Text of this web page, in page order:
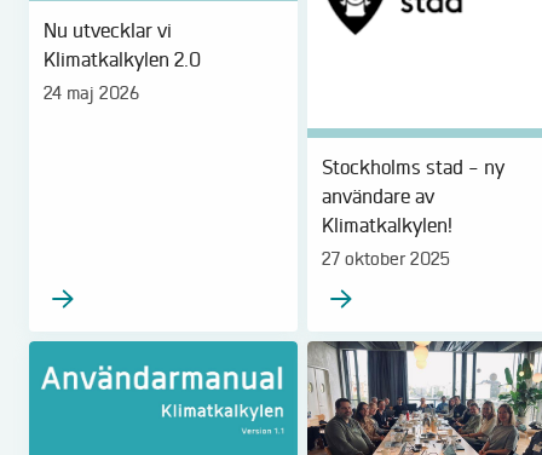
Nu utvecklar vi
Klimatkalkylen 2.0
24 maj 2026
Stockholms stad - ny
användare av
Klimatkalkylen!
27 oktober 2025